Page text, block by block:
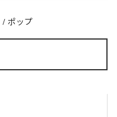
/ ポップ